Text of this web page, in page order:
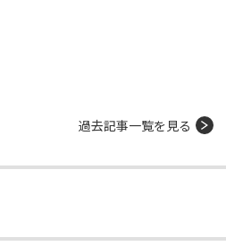
過去記事一覧を見る